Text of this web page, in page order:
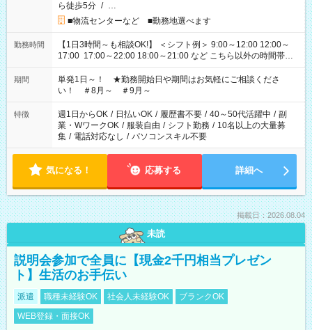
ら徒歩5分 / …
■物流センターなど ■勤務地選べます
勤務時間
【1日3時間～も相談OK!】 ＜シフト例＞ 9:00～12:00 12:00～
17:00 17:00～22:00 18:00～21:00 など こちら以外の時間帯も
お気軽にご相談ください！
期間
単発1日～！ ★勤務開始日や期間はお気軽にご相談くださ
い！ ＃8月～ ＃9月～
特徴 週1日からOK / 日払いOK / 履歴書不要 / 40～50代活躍中 / 副
業・WワークOK / 服装自由 / シフト勤務 / 10名以上の大量募
集 / 電話対応なし / パソコンスキル不要
気になる！ 応募する 詳細へ
掲載日：2026.08.04
未読
説明会参加で全員に【現金2千円相当プレゼン
ト】生活のお手伝い
派遣 職種未経験OK 社会人未経験OK
ブランクOK
WEB登録・面接OK